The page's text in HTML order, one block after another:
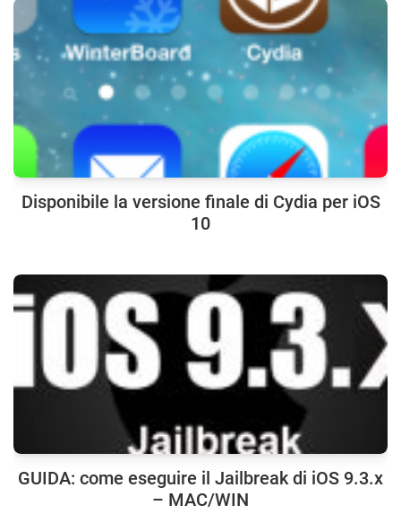
Disponibile la versione finale di Cydia per iOS
10
GUIDA: come eseguire il Jailbreak di iOS 9.3.x
– MAC/WIN